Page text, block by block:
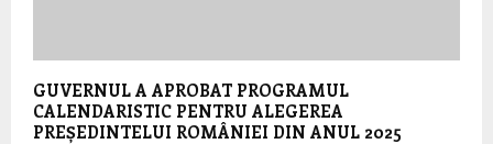
GUVERNUL A APROBAT PROGRAMUL
CALENDARISTIC PENTRU ALEGEREA
PREȘEDINTELUI ROMÂNIEI DIN ANUL 2025